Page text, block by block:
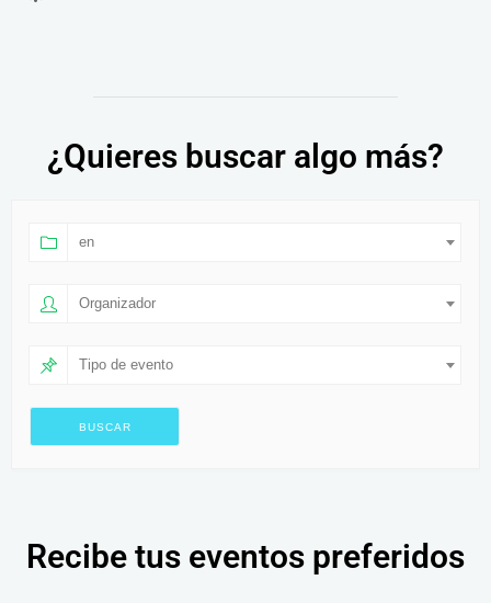
¿Quieres buscar algo más?
en
Organizador
Tipo de evento
Recibe tus eventos preferidos